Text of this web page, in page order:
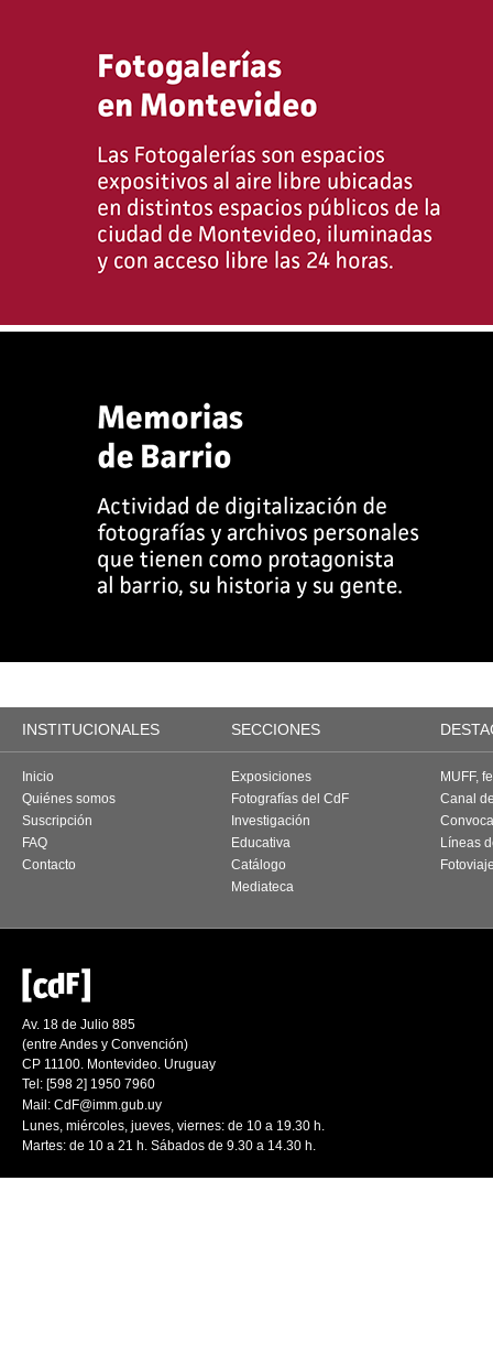
INSTITUCIONALES SECCIONES
Inicio
Quiénes somos
Suscripción
FAQ
Contacto
Exposiciones
Fotografías del CdF
Investigación
Educativa
Catálogo
Mediateca
MUFF,
Canal
Líneas
Av. 18 de Julio 885
(entre Andes y Convención)
CP 11100. Montevideo. Uruguay
Tel: [598 2] 1950 7960
Mail: CdF@imm.gub.uy
Lunes, miércoles, jueves, viernes: de 10 a 19.30 h.
Martes: de 10 a 21 h. Sábados de 9.30 a 14.30 h.